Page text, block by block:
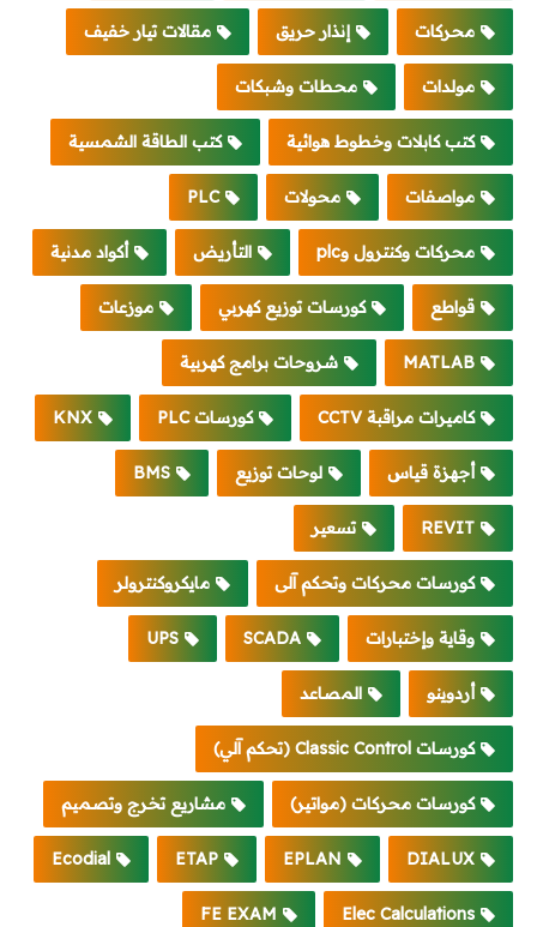
محركات إنذار حريق مقالات تيار خفيف
مولدات محطات وشبكات
كتب كابلات وخطوط هوائية كتب الطاقة الشمسية
مواصفات محولات PLC
محركات وكنترول وplc التأريض أكواد مدنية
قواطع كورسات توزيع كهربي موزعات
MATLAB شروحات برامج كهربية
كاميرات مراقبة CCTV كورسات PLC KNX
أجهزة قياس لوحات توزيع BMS
REVIT تسعير
كورسات محركات وتحكم آلى مايكروكنترولر
وقاية وإختبارات SCADA
UPS
أردوينو المصاعد
كورسات Classic Control (تحكم آلي)
كورسات محركات (مواتير) مشاريع تخرج وتصميم
DIALUX
EPLAN
ETAP
Ecodial
Elec Calculations
FE EXAM